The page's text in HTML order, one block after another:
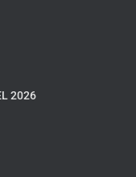
2026